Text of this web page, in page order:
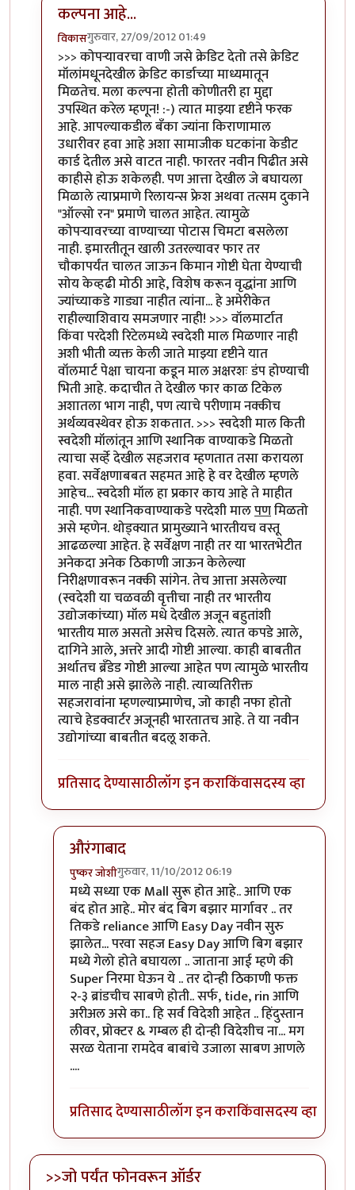
कल्पना आहे...
विकासगुरुवार, 27/09/2012 01:49
In reply to+/-byनितिन थत्ते
>>> कोपर्‍यावरचा वाणी जसे क्रेडिट देतो तसे क्रेडिट
मॉलांमधूनदेखील क्रेडिट कार्डाच्या माध्यमातून
मिळतेच. मला कल्पना होती कोणीतरी हा मुद्दा
उपस्थित करेल म्हणून! :-) त्यात माझ्या दृष्टीने फरक
आहे. आपल्याकडील बँका ज्यांना किराणामाल
उधारीवर हवा आहे अशा सामाजीक घटकांना केडीट
कार्ड देतील असे वाटत नाही. फारतर नवीन पिढीत असे
काहीसे होऊ शकेलही. पण आत्ता देखील जे बघायला
मिळाले त्याप्रमाणे रिलायन्स फ्रेश अथवा तत्सम दुकाने
"ऑल्सो रन" प्रमाणे चालत आहेत. त्यामुळे
कोपर्‍यावरच्या वाण्याच्या पोटास चिमटा बसलेला
नाही. इमारतीतून खाली उतरल्यावर फार तर
चौकापर्यंत चालत जाऊन किमान गोष्टी घेता येण्याची
सोय केव्हढी मोठी आहे, विशेष करून वृद्धांना आणि
ज्यांच्याकडे गाड्या नाहीत त्यांना... हे अमेरीकेत
राहील्याशिवाय समजणार नाही! >>> वॉलमार्टात
किंवा परदेशी रिटेलमध्ये स्वदेशी माल मिळणार नाही
अशी भीती व्यक्त केली जाते माझ्या दृष्टीने यात
वॉलमार्ट पेक्षा चायना कडून माल अक्षरशः डंप होण्याची
भिती आहे. कदाचीत ते देखील फार काळ टिकेल
अशातला भाग नाही, पण त्याचे परीणाम नक्कीच
अर्थव्यवस्थेवर होऊ शकतात. >>> स्वदेशी माल किती
स्वदेशी मॉलांतून आणि स्थानिक वाण्याकडे मिळतो
त्याचा सर्व्हे देखील सहजराव म्हणतात तसा करायला
हवा. सर्वेक्षणाबबत सहमत आहे हे वर देखील म्हणले
आहेच... स्वदेशी मॉल हा प्रकार काय आहे ते माहीत
नाही. पण स्थानिकवाण्याकडे परदेशी मालपणमिळतो
असे म्हणेन. थोड्क्यात प्रामुख्याने भारतीयच वस्तू
आढळल्या आहेत. हे सर्वेक्षण नाही तर या भारतभेटीत
अनेकदा अनेक ठिकाणी जाऊन केलेल्या
निरीक्षणावरून नक्की सांगेन. तेच आत्ता असलेल्या
(स्वदेशी या चळवळी वृत्तीचा नाही तर भारतीय
उद्योजकांच्या) मॉल मधे देखील अजून बहुतांशी
भारतीय माल असतो असेच दिसले. त्यात कपडे आले,
दागिने आले, अत्तरे आदी गोष्टी आल्या. काही बाबतीत
अर्थातच ब्रँडेड गोष्टी आल्या आहेत पण त्यामुळे भारतीय
माल नाही असे झालेले नाही. त्याव्यतिरीक्त
सहजरावांना म्हणल्याप्र्माणेच, जो काही नफा होतो
त्याचे हेडक्वार्टर अजूनही भारतातच आहे. ते या नवीन
उद्योगांच्या बाबतीत बदलू शकते.
प्रतिसाद देण्यासाठीलॉग इन कराकिंवासदस्य व्हा
औरंगाबाद
पुष्कर जोशीगुरुवार, 11/10/2012 06:19
In reply toकल्पना आहे...byविकास
मध्ये सध्या एक Mall सुरू होत आहे.. आणि एक
बंद होत आहे.. मोर बंद बिग बझार मार्गावर .. तर
तिकडे reliance आणि Easy Day नवीन सुरु
झालेत... परवा सहज Easy Day आणि बिग बझार
मध्ये गेलो होते बघायला .. जाताना आई म्हणे की
Super निरमा घेऊन ये .. तर दोन्ही ठिकाणी फक्त
२-३ ब्रांडचीच साबणे होती.. सर्फ, tide, rin आणि
अरीअल असे का.. हि सर्व विदेशी आहेत .. हिंदुस्तान
लीवर, प्रोक्टर & गम्बल ही दोन्ही विदेशीच ना... मग
सरळ येताना रामदेव बाबांचे उजाला साबण आणले
....
प्रतिसाद देण्यासाठीलॉग इन कराकिंवासदस्य व्हा
>>जो पर्यंत फोनवरून ऑर्डर